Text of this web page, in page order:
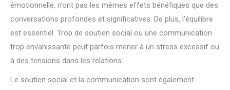
émotionnelle, n’ont pas les mêmes effets bénéfiques que des
conversations profondes et significatives. De plus, l’équilibre
est essentiel. Trop de soutien social ou une communication
trop envahissante peut parfois mener à un stress excessif ou
à des tensions dans les relations.
Le soutien social et la communication sont également